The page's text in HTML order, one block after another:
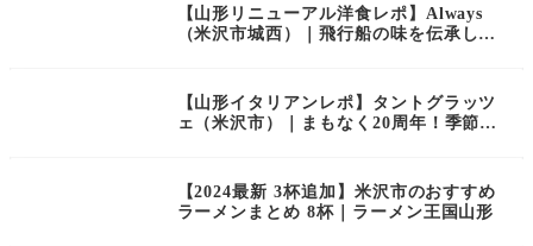
【山形リニューアル洋食レポ】Always
（米沢市城西）｜飛行船の味を伝承した
【山形イタリアンレポ】タントグラッツ
ェ（米沢市）｜まもなく20周年！季節の
【2024最新 3杯追加】米沢市のおすすめ
ラーメンまとめ 8杯｜ラーメン王国山形